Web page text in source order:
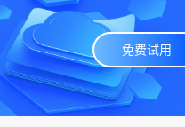
免费试用